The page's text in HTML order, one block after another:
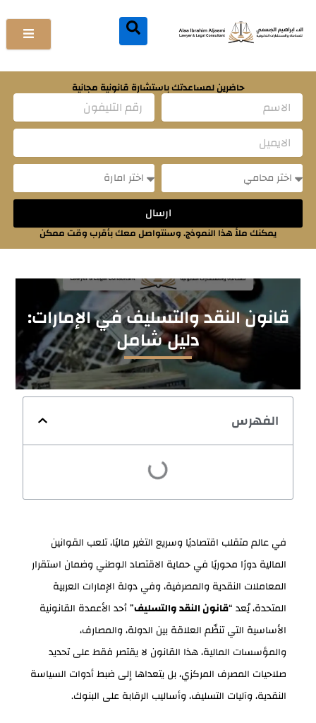
إلى
المحتوى
حاضرين لمساعدتك باستشارة قانونية مجانية
ارسال
يمكنك ملأ هذا النموذج. وسنتواصل معك بأقرب وقت ممكن
قانون النقد والتسليف في الإمارات:
دليل شامل
الفهرس
في عالم متقلب اقتصاديًا وسريع التغير ماليًا، تلعب القوانين
المالية دورًا محوريًا في حماية الاقتصاد الوطني وضمان استقرار
المعاملات النقدية والمصرفية، وفي دولة الإمارات العربية
المتحدة، يُعد “قانون النقد والتسليف” أحد الأعمدة القانونية
الأساسية التي تنظّم العلاقة بين الدولة، والمصارف،
والمؤسسات المالية، هذا القانون لا يقتصر فقط على تحديد
صلاحيات المصرف المركزي، بل يتعداها إلى ضبط أدوات السياسة
النقدية، وآليات التسليف، وأساليب الرقابة على البنوك.